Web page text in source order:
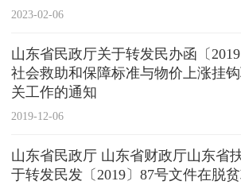
2023-02-06
山东省民政厅关于转发民办函〔
社会救助和保障标准与物价上涨挂
关工作的通知
2019-12-06
山东省民政厅 山东省财政厅山东省
于转发民发〔2019〕87号文件在脱